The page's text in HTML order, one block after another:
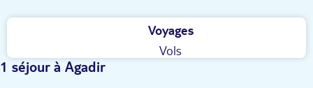
Voyages
Vols
1 séjour à Agadir